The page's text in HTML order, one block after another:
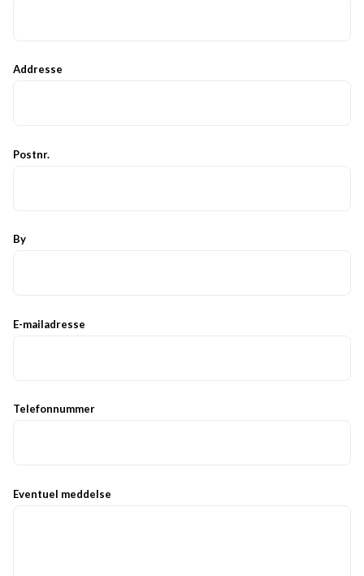
Addresse
Postnr.
By
E-mailadresse
Telefonnummer
Eventuel meddelse